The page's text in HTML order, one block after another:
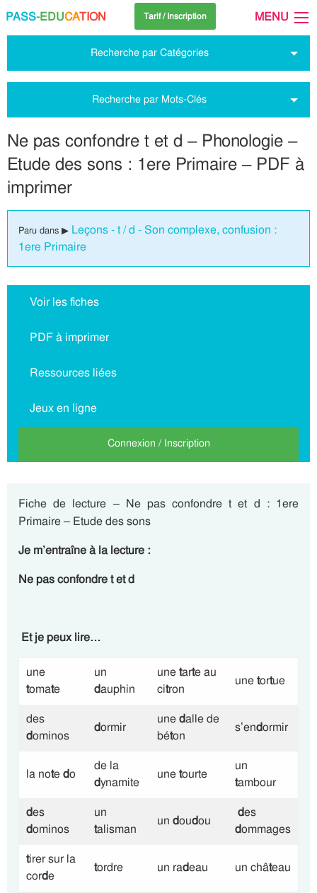
PASS-EDUCATION Tarif / Inscription MENU
Recherche par Catégories
Recherche par Mots-Clés
Ne pas confondre t et d – Phonologie –
Etude des sons : 1ere Primaire – PDF à
imprimer
Paru dans ▶ Leçons - t / d - Son complexe, confusion :
1ere Primaire
Voir les fiches
PDF à imprimer
Ressources liées
Jeux en ligne
Connexion / Inscription
Fiche de lecture – Ne pas confondre t et d : 1ere
Primaire – Etude des sons
Je m’entraîne à la lecture :
Ne pas confondre t et d
Et je peux lire…
une
tomate
un
dauphin
unetarte au
citron
unetortue
des
dominos
dormir
unedalle de
béton
s’endormir
la notedo
de la
dynamite
unetourte
un
tambour
des
dominos
un
talisman
un doudou
des
dommages
tirer sur la
corde
tordre un radeau un château